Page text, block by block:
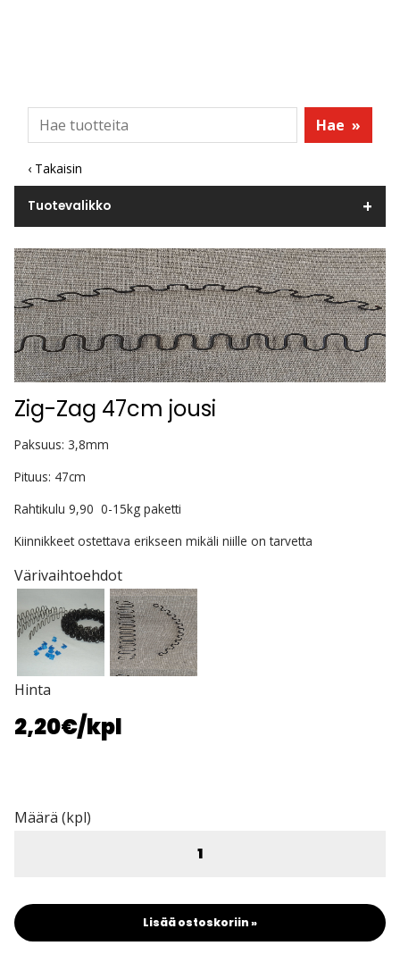
Hae »
‹ Takaisin
Tuotevalikko
Zig-Zag 47cm jousi
Paksuus: 3,8mm
Pituus: 47cm
Rahtikulu 9,90 0-15kg paketti
Kiinnikkeet ostettava erikseen mikäli niille on tarvetta
Värivaihtoehdot
Hinta
2,20€/kpl
Määrä (kpl)
Lisää ostoskoriin »